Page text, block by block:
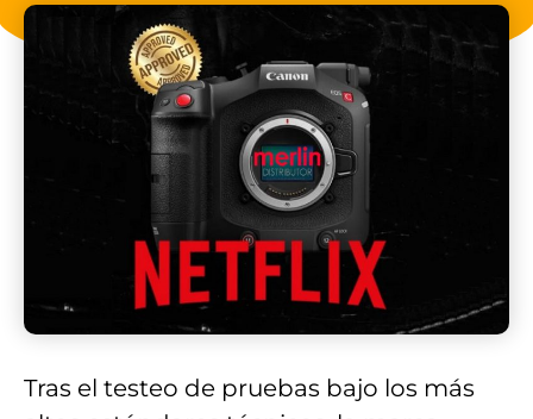
Tras el testeo de pruebas bajo los más